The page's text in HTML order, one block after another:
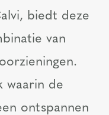
biedt deze
van
waarin de
ontspannen